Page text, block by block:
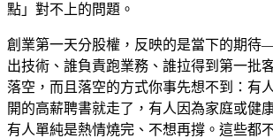
點」對不上的問題。
創業第一天分股權，反映的是當下的期
出技術、誰負責跑業務、誰拉得到第一批
落空，而且落空的方式你事先想不到：有
開的高薪聘書就走了，有人因為家庭或健
有人單純是熱情燒完、不想再撐。這些都